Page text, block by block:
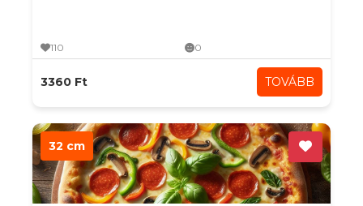
110 0
3360 Ft TOVÁBB
32 cm